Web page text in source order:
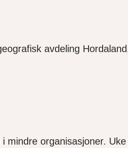
avdeling
mindre organisasjoner.